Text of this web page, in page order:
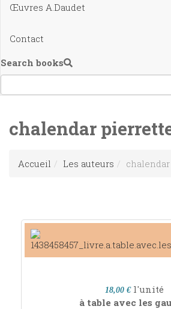
Œuvres A.Daudet
Contact
Search books
chalendar
Accueil Les auteurs
18,00 € l'unité
à table avec les